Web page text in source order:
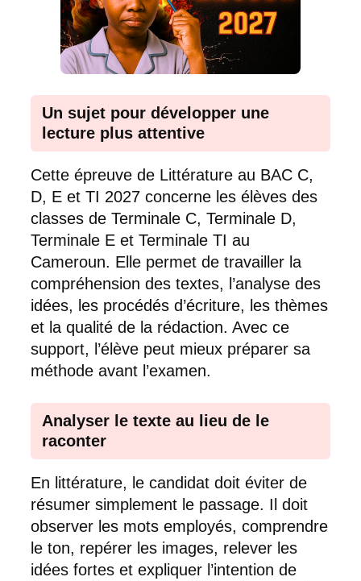
Un sujet pour développer une
lecture plus attentive
Cette épreuve de Littérature au BAC C,
D, E et TI 2027 concerne les élèves des
classes de Terminale C, Terminale D,
Terminale E et Terminale TI au
Cameroun. Elle permet de travailler la
compréhension des textes, l’analyse des
idées, les procédés d’écriture, les thèmes
et la qualité de la rédaction. Avec ce
support, l’élève peut mieux préparer sa
méthode avant l’examen.
Analyser le texte au lieu de le
raconter
En littérature, le candidat doit éviter de
résumer simplement le passage. Il doit
observer les mots employés, comprendre
le ton, repérer les images, relever les
idées fortes et expliquer l’intention de